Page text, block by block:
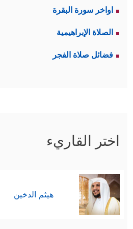
اواخر سورة البقرة
الصلاة الإبراهيمية
فضائل صلاة الفجر
اختر القاريء
هيثم الدخين